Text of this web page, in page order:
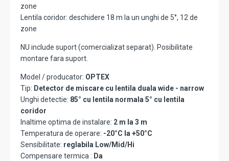
zone
Lentila coridor: deschidere 18 m la un unghi de 5°, 12 de
zone
NU include suport (comercializat separat). Posibilitate
montare fara suport.
Model / producator: OPTEX
Tip: Detector de miscare cu lentila duala wide - narrow
Unghi detectie: 85° cu lentila normala 5° cu lentila
coridor
Inaltime optima de instalare: 2 m la 3 m
Temperatura de operare: -20°C la +50°C
Sensibilitate: reglabila Low/Mid/Hi
Compensare termica : Da